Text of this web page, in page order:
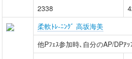
2338
柔軟ﾄﾚ-ﾆﾝｸﾞ 高坂海美
他Pﾌｪｽ参加時､自分のAP/DPｱｯ